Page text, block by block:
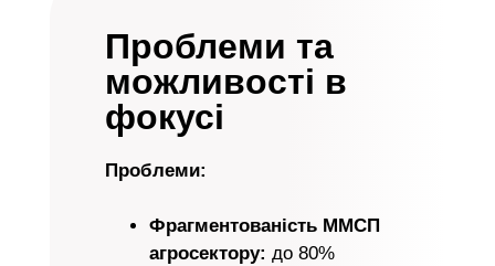
Проблеми та
можливості в
фокусі
Проблеми:
Фрагментованість ММСП
агросектору: до 80%